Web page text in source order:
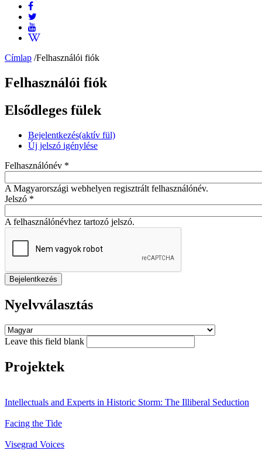
Címlap /Felhasználói fiók
Felhasználói fiók
Elsődleges fülek
Bejelentkezés(aktív fül)
Új jelszó igénylése
Felhasználónév *
A Magyarországi webhelyen regisztrált felhasználónév.
Jelszó *
A felhasználónévhez tartozó jelszó.
Nyelvválasztás
Leave this field blank
Projektek
Intellectuals and Experts in Historic Storm: The Illiberal Seduction
Facing the Tide
Visegrad Voices